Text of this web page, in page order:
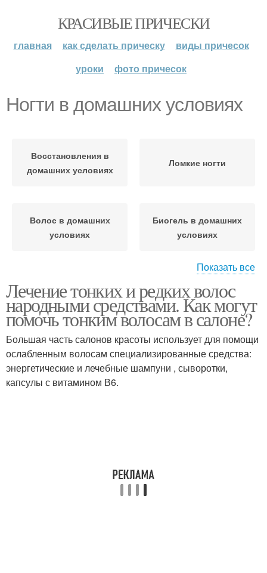
КРАСИВЫЕ ПРИЧЕСКИ
главная как сделать прическу
виды причесок
уроки
фото причесок
Ногти в домашних условиях
Восстановления в
домашних условиях
Ломкие ногти
Волос в домашних
условиях
Биогель в домашних
условиях
Биогель для ногтей Натуральный ноготь
Натуральные ногти Ногти в салоне
Показать все
Лечение тонких и редких волос
народными средствами. Как могут
помочь тонким волосам в салоне?
Большая часть салонов красоты использует для помощи
ослабленным волосам специализированные средства:
энергетические и лечебные шампуни , сыворотки,
капсулы с витамином В6.